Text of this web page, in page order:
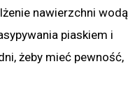
nawierzchni wodą
piaskiem i
żeby mieć pewność,